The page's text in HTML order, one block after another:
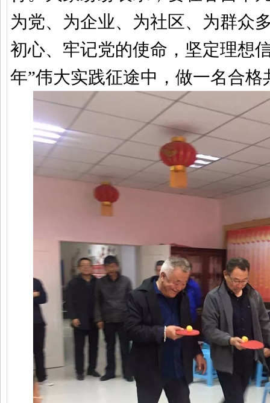
为党、为企业、为社区、为群众
初心、牢记党的使命，坚定理想
年”伟大实践征途中，做一名合格